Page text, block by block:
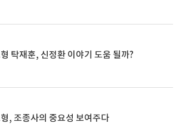
탁재훈, 신정환 이야기 도움 될까?
, 조종사의 중요성 보여주다